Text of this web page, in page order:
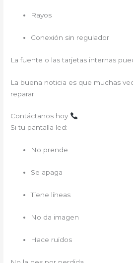
Rayos
Conexión sin regulador
La fuente o las tarjetas internas
La buena noticia es que muchas
reparar.
Contáctanos hoy
Si tu pantalla led:
No prende
Se apaga
Tiene líneas
No da imagen
Hace ruidos